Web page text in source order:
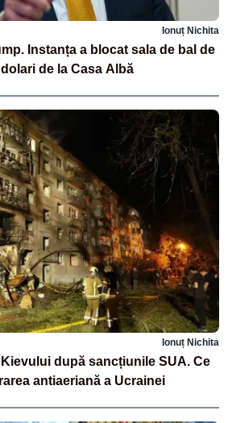
Ionuț Nichita
Instanța a blocat sala de bal de
de la Casa Albă
Ionuț Nichita
după sancțiunile SUA. Ce
antiaeriană a Ucrainei